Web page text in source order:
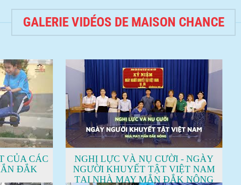
GALERIE VIDÉOS DE MAISON CHANCE
CỦA CÁC
ĐẮK
NGHỊ LỰC VÀ NỤ CƯỜI - NGÀY
NGƯỜI KHUYẾT TẬT VIỆT NAM
TẠI NHÀ MAY MẮN ĐẮK NÔNG